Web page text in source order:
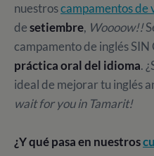
nuestroscampamentos de
desetiembre, Woooow!!
campamento de inglés SIN
práctica oral del idioma.
ideal de mejorar tu inglés
wait for you in Tamarit!
¿Y qué pasa en nuestros